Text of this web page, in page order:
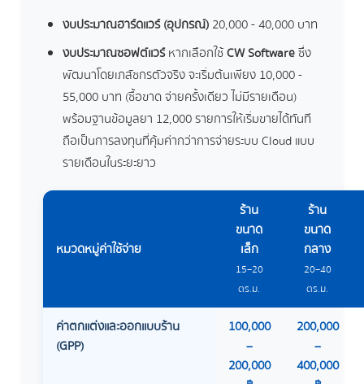
งบประมาณฮาร์ดแวร์ (อุปกรณ์)20,000 - 40,000 บาท
งบประมาณซอฟต์แวร์หากเลือกใช้CW Softwareซึ่ง
พัฒนาโดยเภสัชกรตัวจริง จะเริ่มต้นเพียง 10,000 -
55,000 บาท (ซื้อขาด จ่ายครั้งเดียว ไม่มีรายเดือน)
พร้อมฐานข้อมูลยา 12,000 รายการให้เริ่มขายได้ทันที
ถือเป็นการลงทุนที่คุ้มค่ากว่าการจ่ายระบบ Cloud แบบ
รายเดือนในระยะยาว
หมวดหมู่ค่าใช้จ่าย
ร้าน
ขนาด
เล็ก
15–20
ตร.ม.
ร้าน
ขนาด
กลาง
20–40
ตร.ม.
ค่าตกแต่งและออกแบบร้าน
(GPP)
100,000
–
200,000
200,000
–
400,000